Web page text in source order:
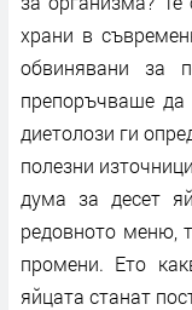
храни в
обвинявани за
препоръчваше да
диетолози ги
полезни
дума за десет
редовното меню,
промени. Ето
яйцата станат